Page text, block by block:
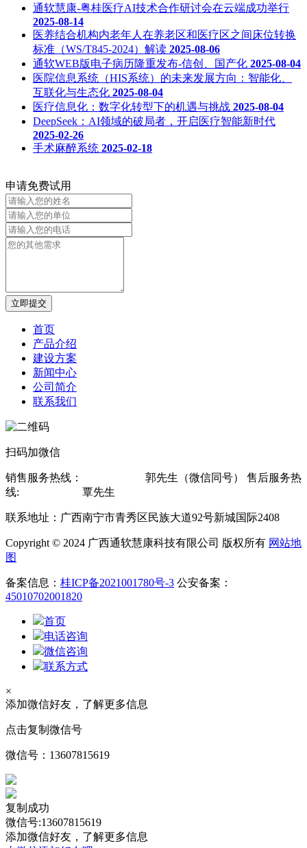
通软慧康-粤桂医疗AI技术合作研讨会在云端成功举行
2025-08-14
医养结合机构内老年人在养老区和医疗区之间床位转换
标准（WS/T845-2024）解读 2025-08-06
通软WEB版电子病历隆重发布-信创、国产化 2025-08-04
医院信息系统（HIS系统）的未来发展方向：智能化、
互联化与生态化 2025-08-04
医疗信息化：数字化转型下的机遇与挑战 2025-08-04
DeepSeek：AI领域的破局者，开启医疗智能新时代
2025-02-26
手术麻醉系统 2025-02-18
申请免费试用
立即提交
首页
产品介绍
建设方案
新闻中心
公司简介
联系我们
扫码加微信
销售服务热线：
郭先生（微信同号） 售后服务热
线:
覃先生
联系地址：广西南宁市青秀区民族大道92号新城国际2408
Copyright © 2024 广西通软慧康科技有限公司 版权所有 网站地
图
备案信息： 桂ICP备2021001780号-3 公安备案：
45010702001820
首页
电话咨询
微信咨询
联系方式
×
添加微信好友，了解更多信息
点击复制微信号
微信号： 13607815619
复制成功
微信号:13607815619
添加微信好友，了解更多信息